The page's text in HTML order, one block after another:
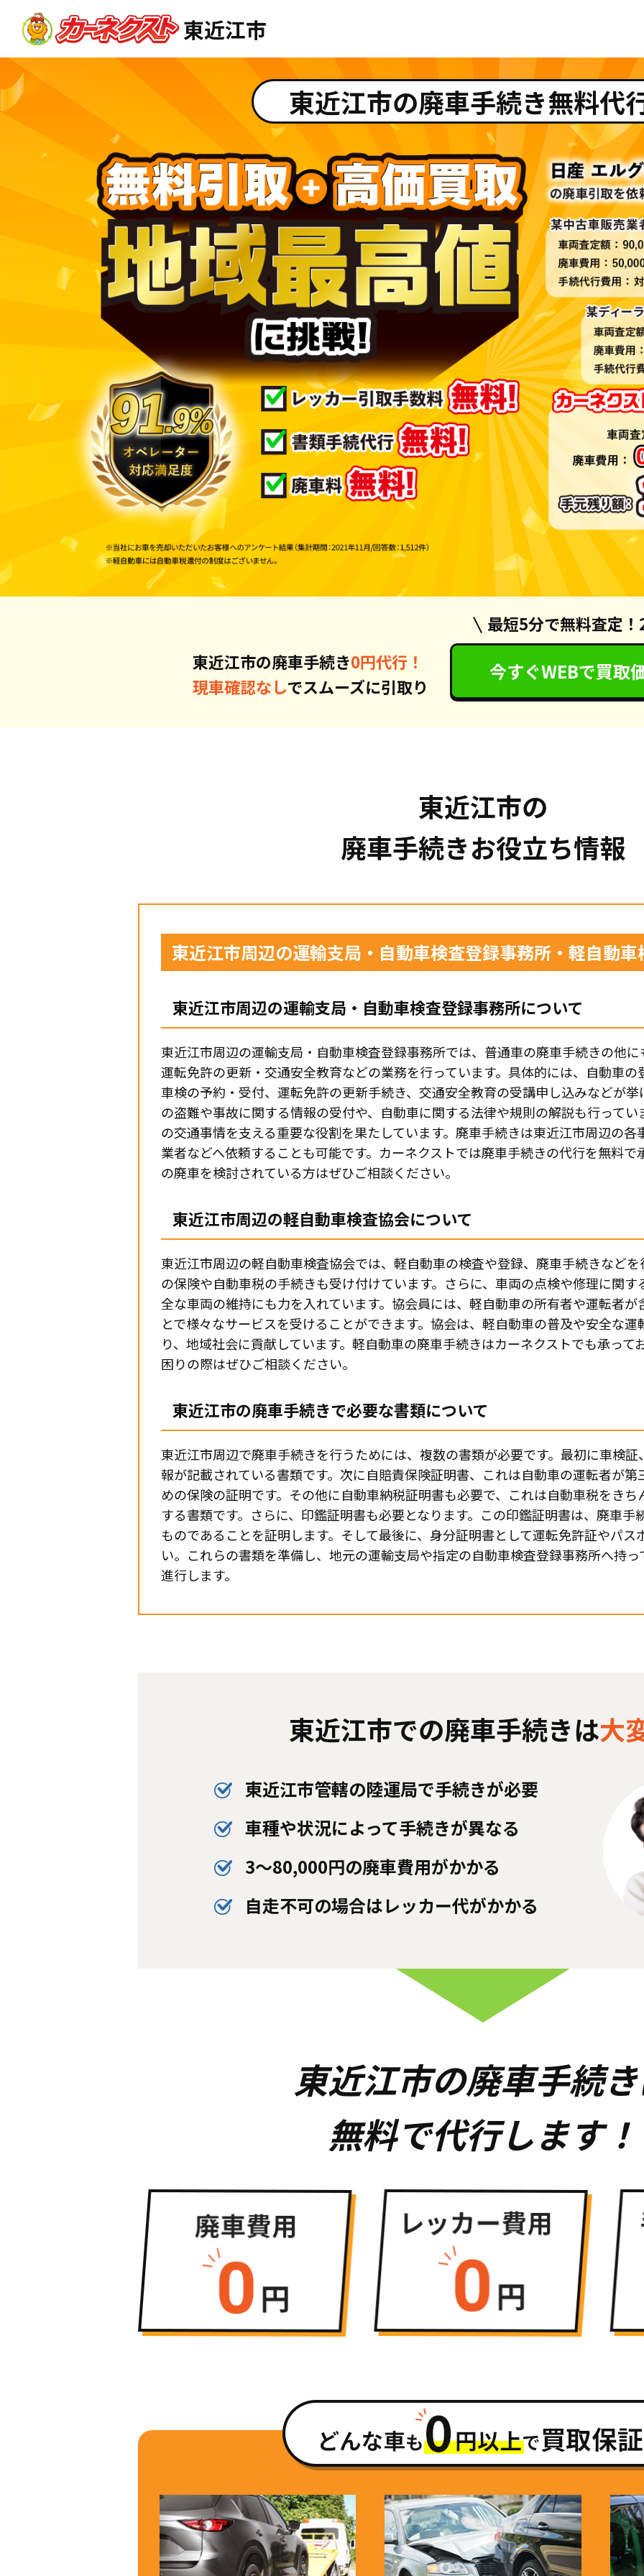
東近江市
東近江市の廃車手続き無料代
東近江市の廃車手続き0円代行！
現車確認なしでスムーズに引取り
最短5分で無料査定
今すぐWEBで買取
東近江市の
廃車手続きお役立ち情報
東近江市周辺の運輸支局・自動車検査登録事務所・軽自動車
東近江市周辺の運輸支局・自動車検査登録事務所について
東近江市周辺の運輸支局・自動車検査登録事務所では、普通車の廃車手続きの他
運転免許の更新・交通安全教育などの業務を行っています。具体的には、自動車
車検の予約・受付、運転免許の更新手続き、交通安全教育の受講申し込みなどが
の盗難や事故に関する情報の受付や、自動車に関する法律や規則の解説も行って
の交通事情を支える重要な役割を果たしています。廃車手続きは東近江市周辺の
業者などへ依頼することも可能です。カーネクストでは廃車手続きの代行を無料で
の廃車を検討されている方はぜひご相談ください。
東近江市周辺の軽自動車検査協会について
東近江市周辺の軽自動車検査協会では、軽自動車の検査や登録、廃車手続きなど
の保険や自動車税の手続きも受け付けています。さらに、車両の点検や修理に関
全な車両の維持にも力を入れています。協会員には、軽自動車の所有者や運転者が
とで様々なサービスを受けることができます。協会は、軽自動車の普及や安全な
り、地域社会に貢献しています。軽自動車の廃車手続きはカーネクストでも承って
困りの際はぜひご相談ください。
東近江市の廃車手続きで必要な書類について
東近江市周辺で廃車手続きを行うためには、複数の書類が必要です。最初に車検
報が記載されている書類です。次に自賠責保険証明書、これは自動車の運転者が
めの保険の証明です。その他に自動車納税証明書も必要で、これは自動車税をき
する書類です。さらに、印鑑証明書も必要となります。この印鑑証明書は、廃車
ものであることを証明します。そして最後に、身分証明書として運転免許証やパ
い。これらの書類を準備し、地元の運輸支局や指定の自動車検査登録事務所へ持
進行します。
東近江市での廃車手続きは大
東近江市管轄の陸運局で手続きが必要
車種や状況によって手続きが異なる
3〜80,000円の廃車費用がかかる
自走不可の場合はレッカー代がかかる
東近江市の廃車手続
無料で代行します！